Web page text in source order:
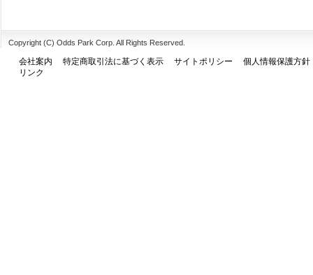
Copyright (C) Odds Park Corp. All Rights Reserved.
会社案内 特定商取引法に基づく表示 サイトポリシー
個人情報保護方針
リンク